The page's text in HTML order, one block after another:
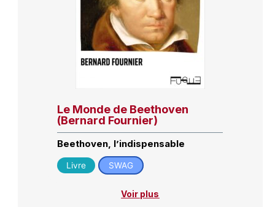
Le Monde de Beethoven
(Bernard Fournier)
Beethoven, l’indispensable
Livre SWAG
Voir plus